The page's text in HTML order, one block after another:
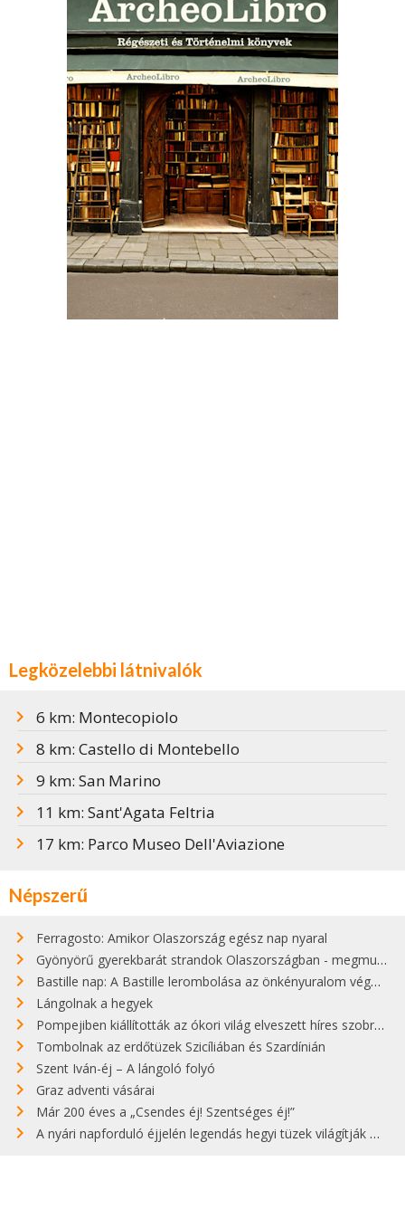
Legközelebbi látnivalók
6 km: Montecopiolo
8 km: Castello di Montebello
9 km: San Marino
11 km: Sant'Agata Feltria
17 km: Parco Museo Dell'Aviazione
Népszerű
Ferragosto: Amikor Olaszország egész nap nyaral
Gyönyörű gyerekbarát strandok Olaszországban - megmutatjuk a 15 legjobbat
Bastille nap: A Bastille lerombolása az önkényuralom végét jelentette
Lángolnak a hegyek
Pompejiben kiállították az ókori világ elveszett híres szobrának másolatát
Tombolnak az erdőtüzek Szicíliában és Szardínián
Szent Iván-éj – A lángoló folyó
Graz adventi vásárai
Már 200 éves a „Csendes éj! Szentséges éj!”
A nyári napforduló éjjelén legendás hegyi tüzek világítják meg Zugspitzét